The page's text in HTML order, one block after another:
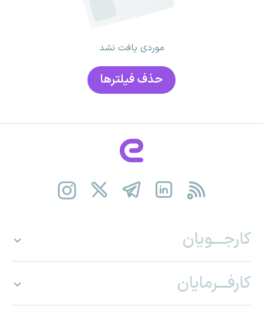
موردی یافت نشد
حذف فیلتر‌ها
کارجـــویان
کارفـــرمایان